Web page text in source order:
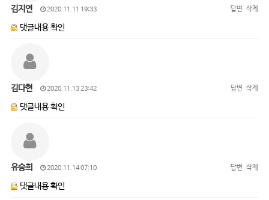
김지연 2020.11.11 19:33 답변 삭제
댓글내용 확인
김다현 2020.11.13 23:42 답변 삭제
댓글내용 확인
유승희 2020.11.14 07:10 답변 삭제
댓글내용 확인